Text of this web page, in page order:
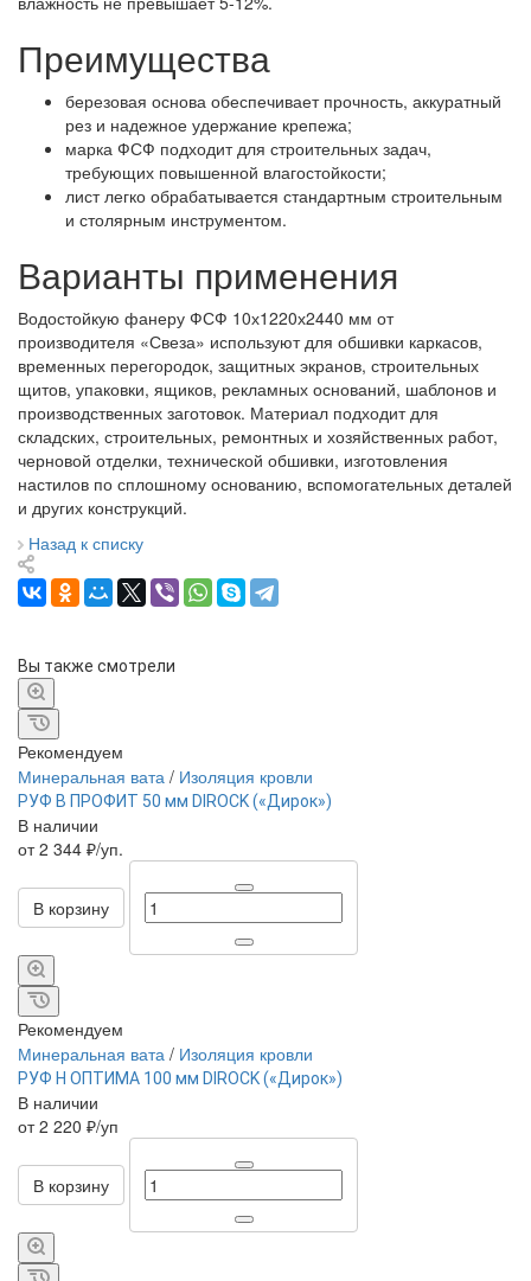
Преимущества
березовая основа обеспечивает прочность, аккуратный
рез и надежное удержание крепежа;
марка ФСФ подходит для строительных задач,
требующих повышенной влагостойкости;
лист легко обрабатывается стандартным строительным
и столярным инструментом.
Варианты применения
Водостойкую фанеру ФСФ 10х1220х2440 мм от
производителя «Свеза» используют для обшивки каркасов,
временных перегородок, защитных экранов, строительных
щитов, упаковки, ящиков, рекламных оснований, шаблонов и
производственных заготовок. Материал подходит для
складских, строительных, ремонтных и хозяйственных работ,
черновой отделки, технической обшивки, изготовления
настилов по сплошному основанию, вспомогательных деталей
и других конструкций.
Назад к списку
Вы также смотрели
Рекомендуем
Минеральная вата / Изоляция кровли
РУФ В ПРОФИТ 50 мм DIROCK («Дирок»)
В наличии
от 2 344 ₽/уп.
В корзину
Рекомендуем
Минеральная вата / Изоляция кровли
РУФ Н ОПТИМА 100 мм DIROCK («Дирок»)
В наличии
от 2 220 ₽/уп
В корзину